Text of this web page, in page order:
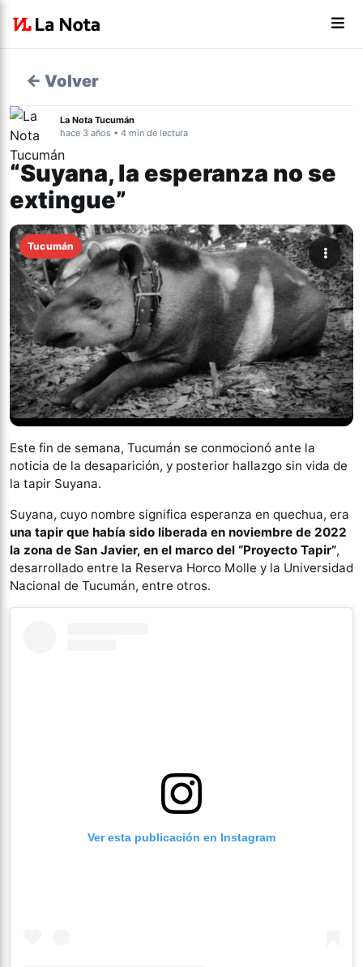
← Volver
La Nota Tucumán
hace 3 años • 4 min de lectura
“Suyana, la esperanza no se
extingue”
Tucumán
Este fin de semana, Tucumán se conmocionó ante la
noticia de la desaparición, y posterior hallazgo sin vida de
la tapir Suyana.
Suyana, cuyo nombre significa esperanza en quechua, era
una tapir que había sido liberada en noviembre de 2022
la zona de San Javier, en el marco del “Proyecto Tapir”,
desarrollado entre la Reserva Horco Molle y la Universidad
Nacional de Tucumán, entre otros.
Ver esta publicación en Instagram